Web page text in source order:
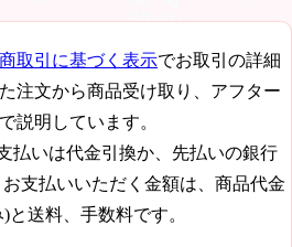
取引に基づく表示でお取引の詳細
注文から商品受け取り、アフター
で説明しています。
払いは代金引換か、先払いの銀行
支払いいただく金額は、商品代金
送料、手数料です。